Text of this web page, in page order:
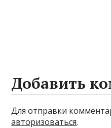
Добавить
Для отправки
авторизоваться.